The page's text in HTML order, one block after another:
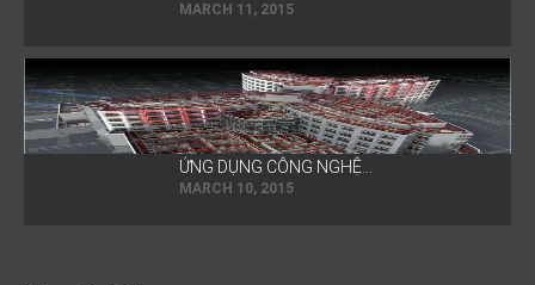
MARCH 11, 2015
ỨNG DỤNG CÔNG NGHỆ…
MARCH 10, 2015